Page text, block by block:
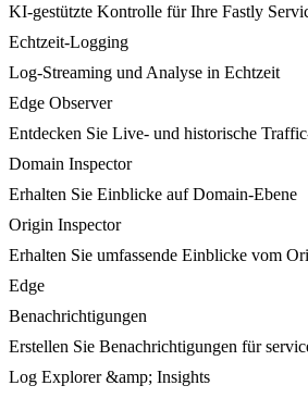
KI-gestützte Kontrolle für Ihre Fastly
Echtzeit-Logging
Log-Streaming und Analyse in Echtzeit
Edge Observer
Entdecken Sie Live- und historische
Domain Inspector
Erhalten Sie Einblicke auf Domain-Ebene
Origin Inspector
Erhalten Sie umfassende Einblicke vom
Edge
Benachrichtigungen
Erstellen Sie Benachrichtigungen für
Log Explorer &amp; Insights